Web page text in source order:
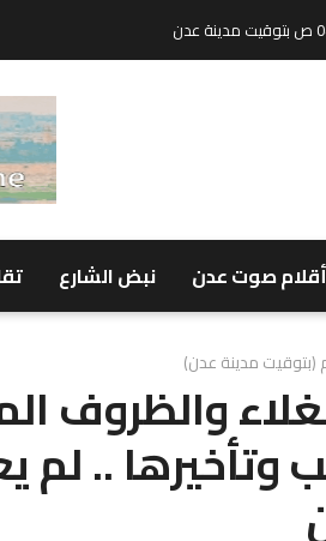
أقلام صوت عدن نبض الشارع
والظروف
وتأخيرها .. لم